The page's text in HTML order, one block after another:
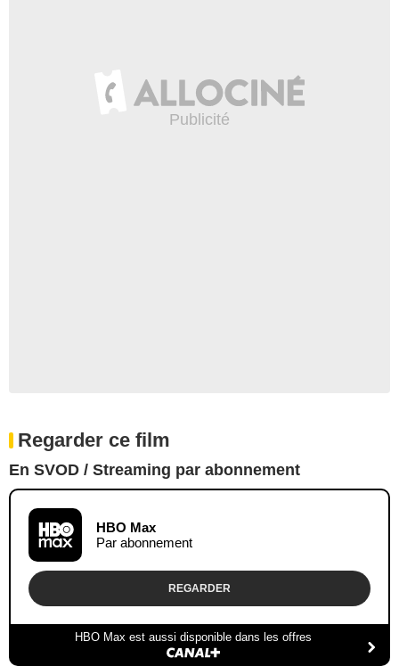
Regarder ce film
En SVOD / Streaming par abonnement
HBO Max
Par abonnement
REGARDER
HBO Max est aussi disponible dans les offres